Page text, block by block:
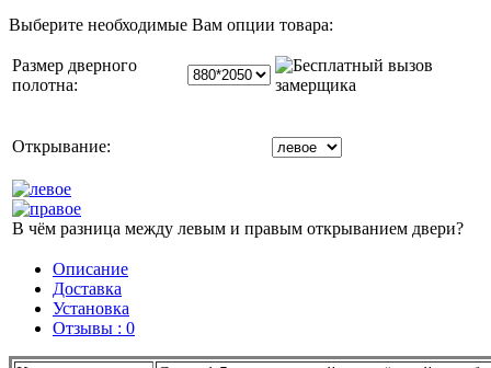
Выберите необходимые Вам опции товара:
Размер дверного
полотна:
Открывание:
В чём разница между левым и правым открыванием двери?
Описание
Доставка
Установка
Отзывы : 0